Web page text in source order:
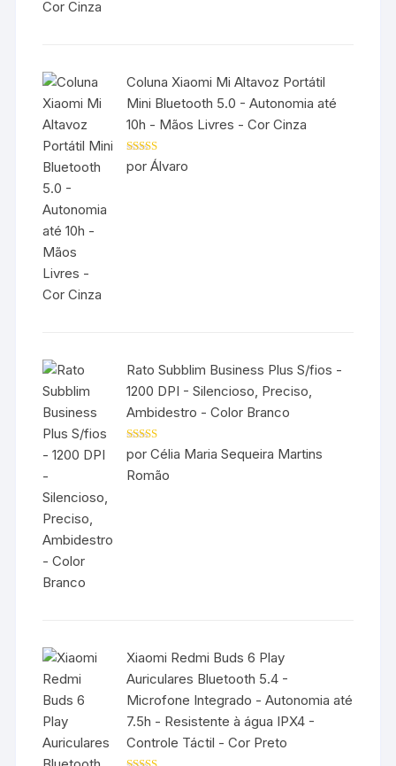
Coluna Xiaomi Mi Altavoz Portátil
Mini Bluetooth 5.0 - Autonomia até
10h - Mãos Livres - Cor Cinza
Avaliação5
de 5
por Álvaro
Rato Subblim Business Plus S/fios -
1200 DPI - Silencioso, Preciso,
Ambidestro - Color Branco
Avaliação5
de 5
por Célia Maria Sequeira Martins
Romão
Xiaomi Redmi Buds 6 Play
Auriculares Bluetooth 5.4 -
Microfone Integrado - Autonomia até
7.5h - Resistente à água IPX4 -
Controle Táctil - Cor Preto